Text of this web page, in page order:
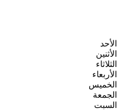
الأحد
الأثنين
الثلاثاء
الأربعاء
الخميس
الجمعة
السبت